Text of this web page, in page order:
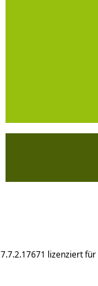
7.7.2.17671 lizenziert für